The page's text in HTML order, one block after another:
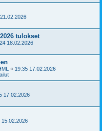
tulokset
18.02.2026
« 19:35 17.02.2026
17.02.2026
15.02.2026